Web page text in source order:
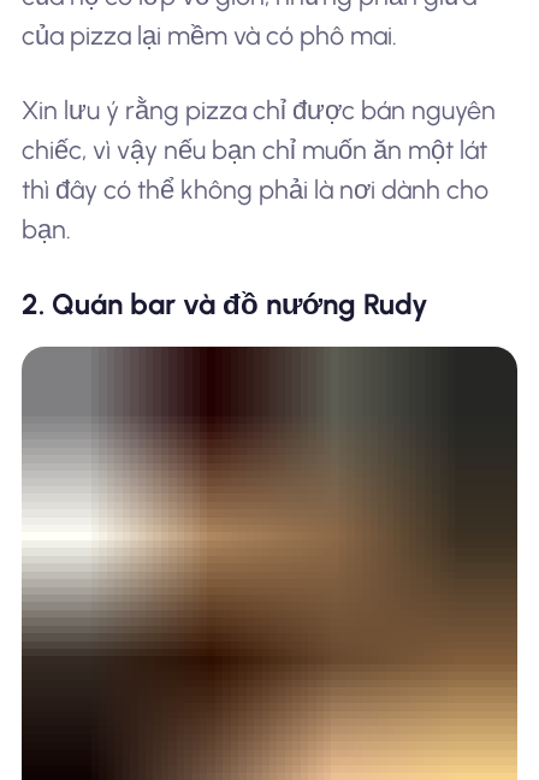
của pizza lại mềm và có phô mai.
Xin lưu ý rằng pizza chỉ được bán nguyên
chiếc, vì vậy nếu bạn chỉ muốn ăn một lát
thì đây có thể không phải là nơi dành cho
bạn.
2. Quán bar và đồ nướng Rudy